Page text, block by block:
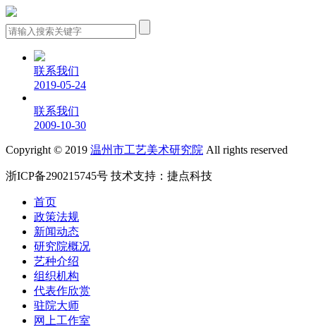
联系我们
2019-05-24
联系我们
2009-10-30
Copyright © 2019 温州市工艺美术研究院 All rights reserved
浙ICP备290215745号 技术支持： 捷点科技
首页
政策法规
新闻动态
研究院概况
艺种介绍
组织机构
代表作欣赏
驻院大师
网上工作室